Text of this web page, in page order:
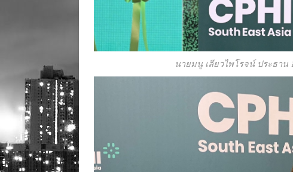
นายมนู เลียวไพโรจน์ ประธาน